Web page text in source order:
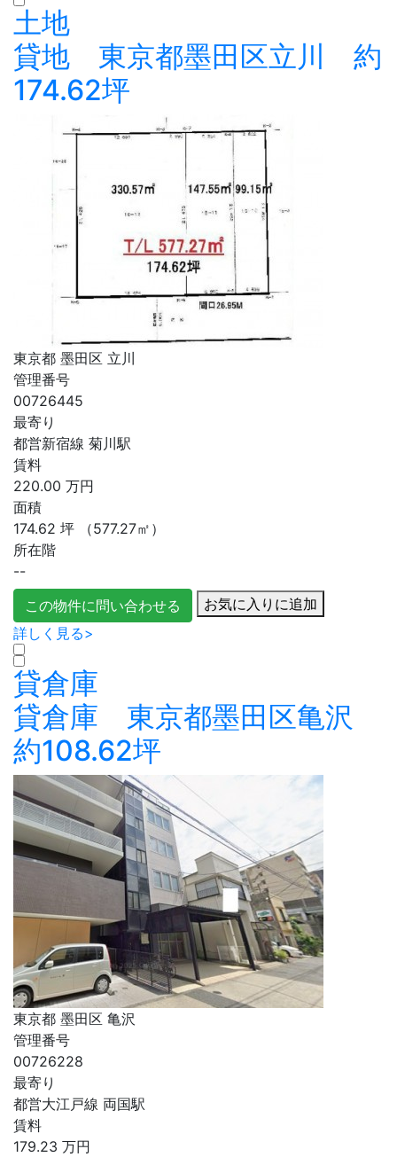
土地
貸地 東京都墨田区立川 約
174.62坪
東京都 墨田区 立川
管理番号
00726445
最寄り
都営新宿線 菊川駅
賃料
220.00 万円
面積
174.62 坪 （577.27㎡）
所在階
--
この物件に問い合わせる
お気に入りに追加
詳しく見る>
貸倉庫
貸倉庫 東京都墨田区亀沢
約108.62坪
東京都 墨田区 亀沢
管理番号
00726228
最寄り
都営大江戸線 両国駅
賃料
179.23 万円